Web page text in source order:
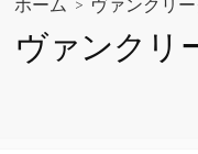
ホーム > ヴァンクリ
ヴァンクリ